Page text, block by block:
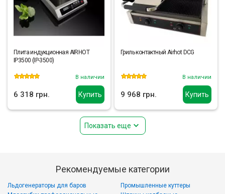
Купить
Плита индукционная AIRHOT
IP3500 (IP-3500)
В наличии
6 318 грн. Купить
Гриль контактный Airhot DCG
В наличии
9 968 грн.
Показать еще
Рекомендуемые категории
Льдогенераторы для баров
Промышленные куттеры